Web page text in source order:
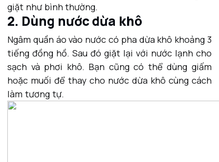
giặt như bình thường.
2. Dùng nước dừa khô
Ngâm quần áo vào nước có pha dừa khô khoảng 3
tiếng đồng hồ. Sau đó giặt lại với nước lạnh cho
sạch và phơi khô. Bạn cũng có thể dùng giấm
hoặc muối để thay cho nước dừa khô cùng cách
làm tương tự.